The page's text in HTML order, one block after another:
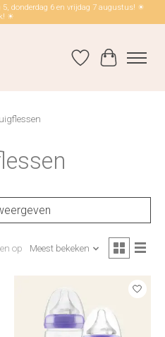
5, donderdag 6 en vrijdag 7 augustus! ☀
☀
Verlanglijst
op Meest bekeken